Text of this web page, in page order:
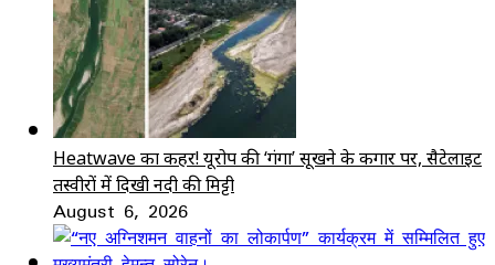
Heatwave का कहर! यूरोप की ‘गंगा’ सूखने के कगार पर, सैटेलाइट
तस्वीरों में दिखी नदी की मिट्टी
August 6, 2026